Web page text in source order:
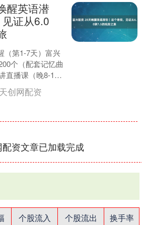
醒英语潜
证从6.0
（第1-7天）富兴
个（配套记忆曲
直播课（晚8-10
对练习 ・写作
天创网配资
配资文章已加载完成
个股流入 个股流出
换手率